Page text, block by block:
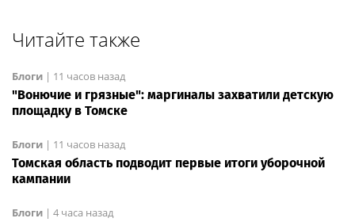
Читайте также
Блоги | 11 часов назад
"Вонючие и грязные": маргиналы захватили детскую
площадку в Томске
Блоги | 11 часов назад
Томская область подводит первые итоги уборочной
кампании
Блоги | 4 часа назад